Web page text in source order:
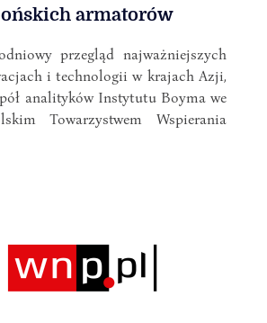
armatorów
przegląd najważniejszych
i technologii w krajach Azji,
analityków Instytutu Boyma we
Towarzystwem Wspierania